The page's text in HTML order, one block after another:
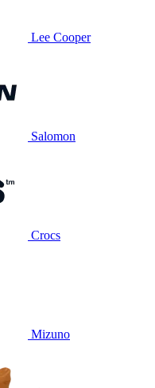
Lee Cooper
Salomon
Crocs
Mizuno